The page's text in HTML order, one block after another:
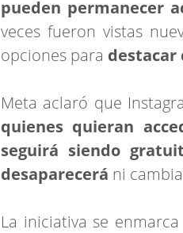
pueden permanecer
veces fueron vistas
opciones para
Meta aclaró que
quienes quieran
seguirá siendo
desaparecerá ni
La iniciativa se